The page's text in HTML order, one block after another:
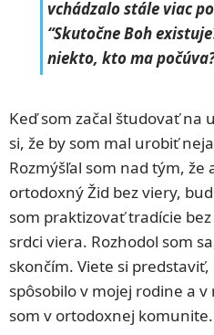
vchádzalo stále viac
“Skutočne Boh
niekto, kto ma
Keď som začal študovať na
si, že by som mal urobiť
Rozmýšľal som nad tým, že
ortodoxný Žid bez viery,
som praktizovať tradície
srdci viera. Rozhodol som
skončím. Viete si
spôsobilo v mojej rodine a
som v ortodoxnej komunite.